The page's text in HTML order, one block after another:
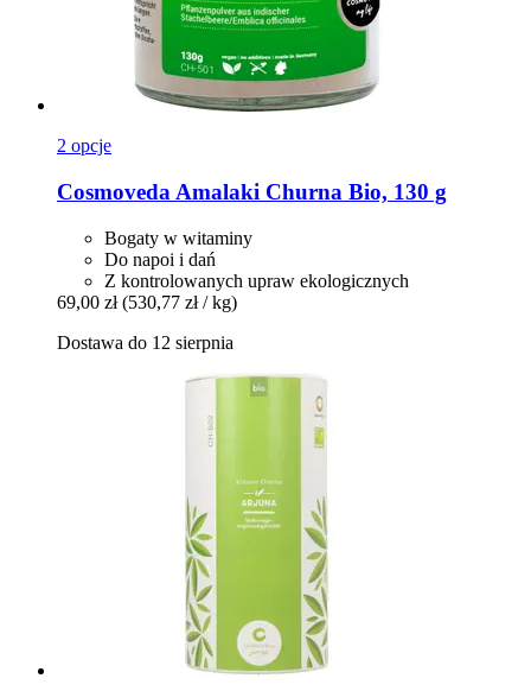
2 opcje
Cosmoveda Amalaki Churna Bio, 130 g
Bogaty w witaminy
Do napoi i dań
Z kontrolowanych upraw ekologicznych
69,00 zł (530,77 zł / kg)
Dostawa do 12 sierpnia